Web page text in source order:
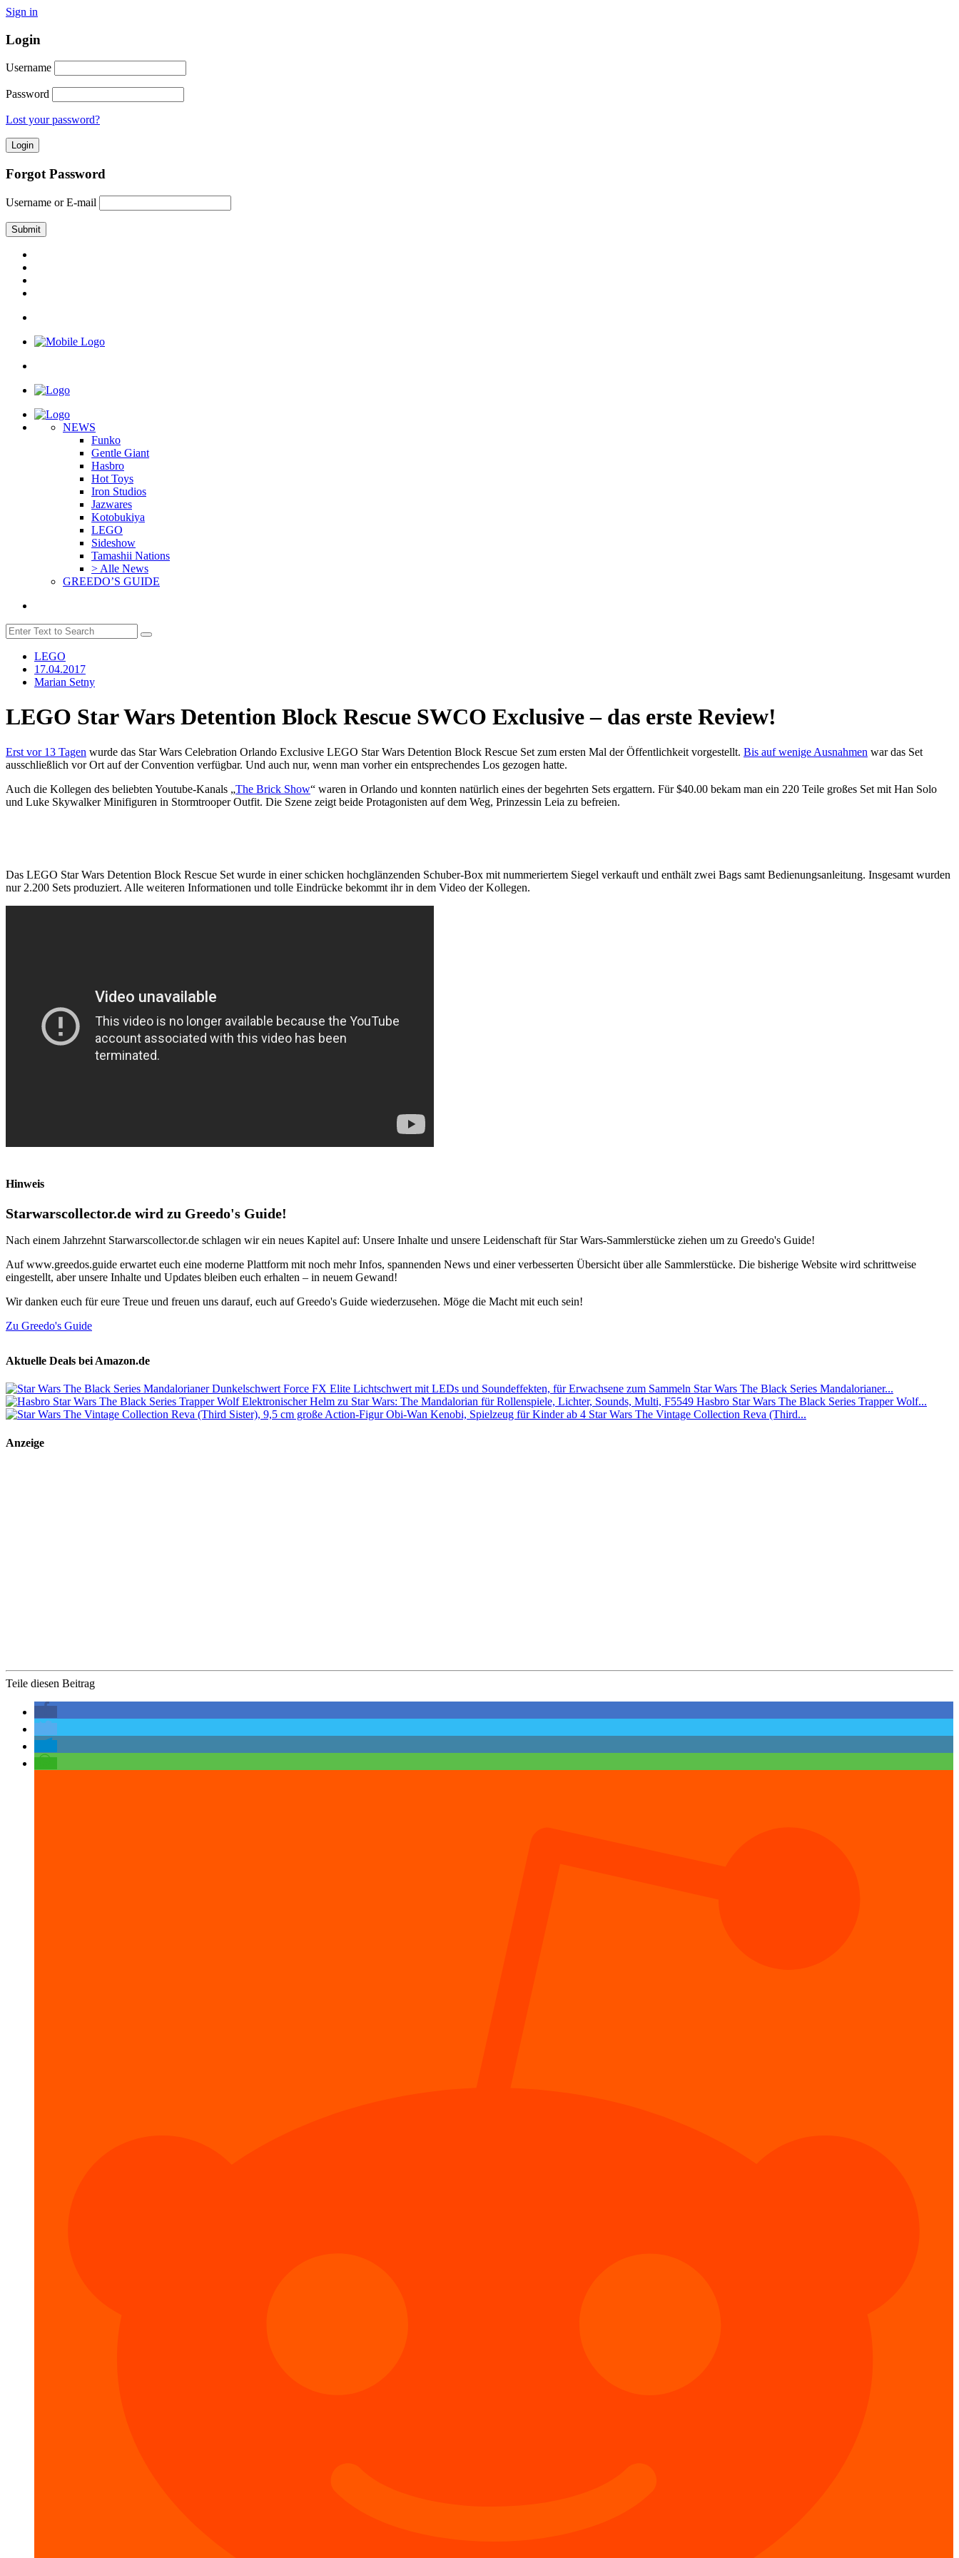
Sign in
Login
Username
Password
Lost your password?
Forgot Password
Username or E-mail
NEWS
Funko
Gentle Giant
Hasbro
Hot Toys
Iron Studios
Jazwares
Kotobukiya
LEGO
Sideshow
Tamashii Nations
> Alle News
GREEDO’S GUIDE
LEGO
17.04.2017
Marian Setny
LEGO Star Wars Detention Block Rescue SWCO Exclusive – das erste Review!
Erst vor 13 Tagen wurde das Star Wars Celebration Orlando Exclusive LEGO Star Wars Detention Block Rescue Set zum ersten Mal der Öffentlichkeit vorgestellt. Bis auf wenige Ausnahmen war das Set
ausschließlich vor Ort auf der Convention verfügbar. Und auch nur, wenn man vorher ein entsprechendes Los gezogen hatte.
Auch die Kollegen des beliebten Youtube-Kanals „The Brick Show“ waren in Orlando und konnten natürlich eines der begehrten Sets ergattern. Für $40.00 bekam man ein 220 Teile großes Set mit Han Solo
und Luke Skywalker Minifiguren in Stormtrooper Outfit. Die Szene zeigt beide Protagonisten auf dem Weg, Prinzessin Leia zu befreien.
Das LEGO Star Wars Detention Block Rescue Set wurde in einer schicken hochglänzenden Schuber-Box mit nummeriertem Siegel verkauft und enthält zwei Bags samt Bedienungsanleitung. Insgesamt wurden
nur 2.200 Sets produziert. Alle weiteren Informationen und tolle Eindrücke bekommt ihr in dem Video der Kollegen.
Hinweis
Starwarscollector.de wird zu Greedo's Guide!
Nach einem Jahrzehnt Starwarscollector.de schlagen wir ein neues Kapitel auf: Unsere Inhalte und unsere Leidenschaft für Star Wars-Sammlerstücke ziehen um zu Greedo's Guide!
Auf www.greedos.guide erwartet euch eine moderne Plattform mit noch mehr Infos, spannenden News und einer verbesserten Übersicht über alle Sammlerstücke. Die bisherige Website wird schrittweise
eingestellt, aber unsere Inhalte und Updates bleiben euch erhalten – in neuem Gewand!
Wir danken euch für eure Treue und freuen uns darauf, euch auf Greedo's Guide wiederzusehen. Möge die Macht mit euch sein!
Zu Greedo's Guide
Aktuelle Deals bei Amazon.de
Star Wars The Black Series Mandalorianer...
Hasbro Star Wars The Black Series Trapper Wolf...
Star Wars The Vintage Collection Reva (Third...
Anzeige
Teile diesen Beitrag